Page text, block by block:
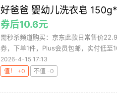
好爸爸 婴幼儿洗衣皂
券后10.6元
需秒杀频道购买：京东此款日常售价
券，下单1件，Plus会员包邮，实付低至
2026-4-15 17:13
值！ +0
不值 -0